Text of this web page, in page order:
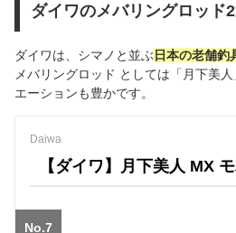
ダイワのメバリングロッド
ダイワは、シマノと並ぶ日本の老舗釣
メバリングロッド としては「月下美
エーションも豊かです。
Daiwa
【ダイワ】月下美人 MX
No.7